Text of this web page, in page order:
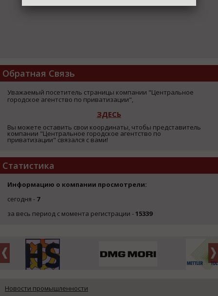
Обратная Связь
Уважаемый посетитель страницы компании "Центральное
городское агентство по приватизации",
ЗДЕСЬ
Вы можете оставить свои координаты, чтобы представитель
компании "Центральное городское агентство по
приватизации" связался с вами!
Статистика
Информацию о компании просмотрели:
сегодня - 7
за весь период с момента регистрации -15339
Новости промышленности